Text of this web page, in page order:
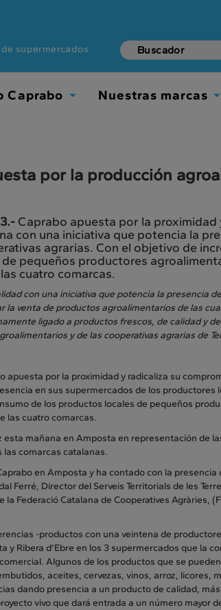
supermercados
Caprabo Nuestras marcas
por la producción
Caprabo apuesta por la proximidad
con una iniciativa que potencia la
agrarias. Con el objetivo de
pequeños productores
cuatro comarcas.
con una iniciativa que potencia la presencia
la venta de productos agroalimentarios de las
ligado a productos frescos, de calidad y
y de las cooperativas agrarias de
apuesta por la proximidad y radicaliza su
en sus supermercados de los productores
de los productos locales de pequeños
las cuatro comarcas.
mañana en Amposta en representación de
las comarcas catalanas.
en Amposta y ha contado con la presencia
Ferré, Director del Serveis Territorials de les
Federació Catalana de Cooperatives Agràries,
-productos con una veintena de
y Ribera d'Ebre en los 3 supermercados que la
Algunos de los productos que se
aceites, cervezas, vinos, arroz, licores,
dando presencia a un producto de calidad,
vivo que dará entrada a un número mayor